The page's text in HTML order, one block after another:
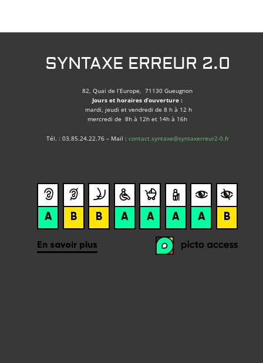
SYNTAXE ERREUR 2.0
82, Quai de l’Europe, 71130 Gueugnon
Jours et horaires d’ouverture :
mardi, jeudi et vendredi de 8 h à 12 h
mercredi de 8h à 12h et 14h à 16h
Tél. : 03.85.24.22.76 – Mail : contact.syntaxe@syntaxerreur2-0.fr